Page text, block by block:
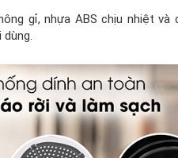
gỉ, nhựa ABS chịu nhiệt